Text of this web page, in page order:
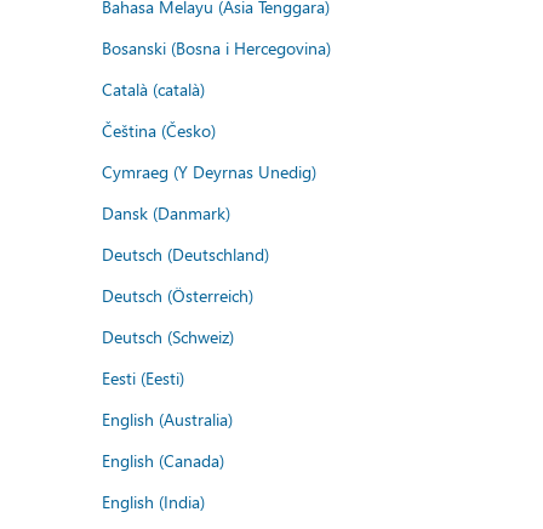
Bahasa Melayu (Asia Tenggara)
Bosanski (Bosna i Hercegovina)
Català (català)
Čeština (Česko)
Cymraeg (Y Deyrnas Unedig)
Dansk (Danmark)
Deutsch (Deutschland)
Deutsch (Österreich)
Deutsch (Schweiz)
Eesti (Eesti)
English (Australia)
English (Canada)
English (India)